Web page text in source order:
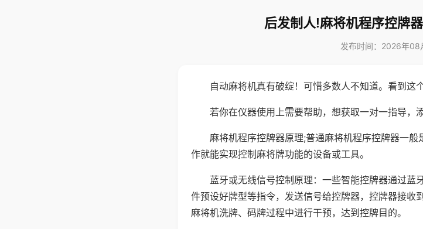
后发制人!麻将机程序控牌
发布时间：2026年08
自动麻将机真有破绽！可惜多数人不知道。看到这
若你在仪器使用上需要帮助，想获取一对一指导，
麻将机程序控牌器原理;普通麻将机程序控牌器一
作就能实现控制麻将牌功能的设备或工具。
蓝牙或无线信号控制原理：一些智能控牌器通过蓝
件预设好牌型等指令，发送信号给控牌器，控牌器接收
麻将机洗牌、码牌过程中进行干预，达到控牌目的。